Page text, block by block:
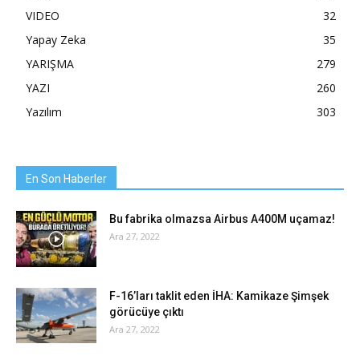
VIDEO
32
Yapay Zeka
35
YARIŞMA
279
YAZI
260
Yazılım
303
En Son Haberler
Bu fabrika olmazsa Airbus A400M uçamaz!
Ara 27, 2022
F-16’ları taklit eden İHA: Kamikaze Şimşek
görücüye çıktı
Ara 27, 2022